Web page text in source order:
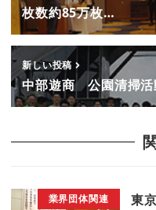
枚数約85万枚…
新しい投稿
中部遊商 公園清掃活
業界団体関連
東